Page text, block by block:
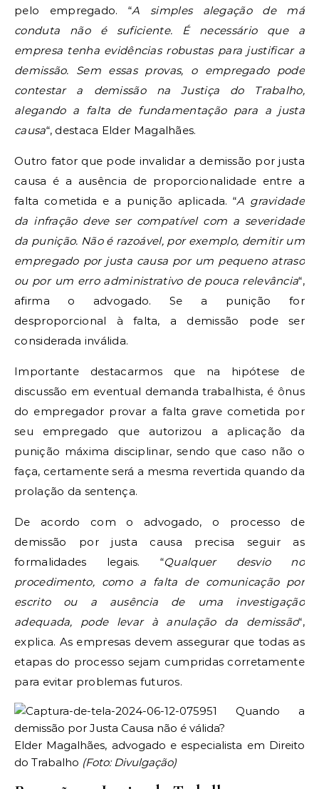
pelo empregado. “A simples alegação de má
conduta não é suficiente. É necessário que a
empresa tenha evidências robustas para justificar a
demissão. Sem essas provas, o empregado pode
contestar a demissão na Justiça do Trabalho,
alegando a falta de fundamentação para a justa
causa“, destaca Elder Magalhães.
Outro fator que pode invalidar a demissão por justa
causa é a ausência de proporcionalidade entre a
falta cometida e a punição aplicada. “A gravidade
da infração deve ser compatível com a severidade
da punição. Não é razoável, por exemplo, demitir um
empregado por justa causa por um pequeno atraso
ou por um erro administrativo de pouca relevância“,
afirma o advogado. Se a punição for
desproporcional à falta, a demissão pode ser
considerada inválida.
Importante destacarmos que na hipótese de
discussão em eventual demanda trabalhista, é ônus
do empregador provar a falta grave cometida por
seu empregado que autorizou a aplicação da
punição máxima disciplinar, sendo que caso não o
faça, certamente será a mesma revertida quando da
prolação da sentença.
De acordo com o advogado, o processo de
demissão por justa causa precisa seguir as
formalidades legais. “Qualquer desvio no
procedimento, como a falta de comunicação por
escrito ou a ausência de uma investigação
adequada, pode levar à anulação da demissão“,
explica. As empresas devem assegurar que todas as
etapas do processo sejam cumpridas corretamente
para evitar problemas futuros.
Elder Magalhães, advogado e especialista em Direito
do Trabalho (Foto: Divulgação)